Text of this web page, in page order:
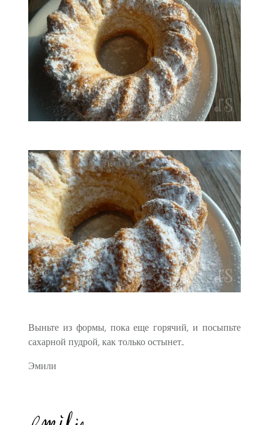
Выньте из формы, пока еще горячий, и посыпьте
сахарной пудрой, как только остынет..
Эмили